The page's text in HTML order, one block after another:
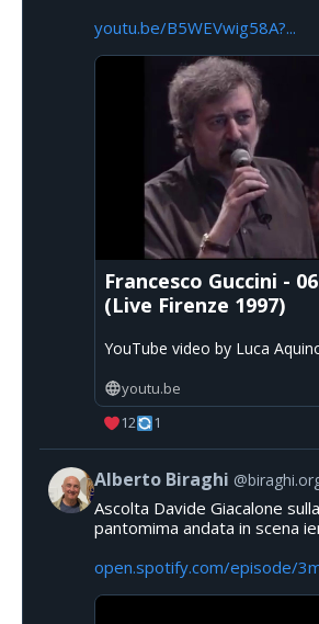
youtu.be/B5WEVwig58A?...
Francesco Guccini -
(Live Firenze 1997)
YouTube video by Luca
youtu.be
12
1
Alberto Biraghi
Ascolta Davide Giacalone
pantomima andata in scena
open.spotify.com/episode/